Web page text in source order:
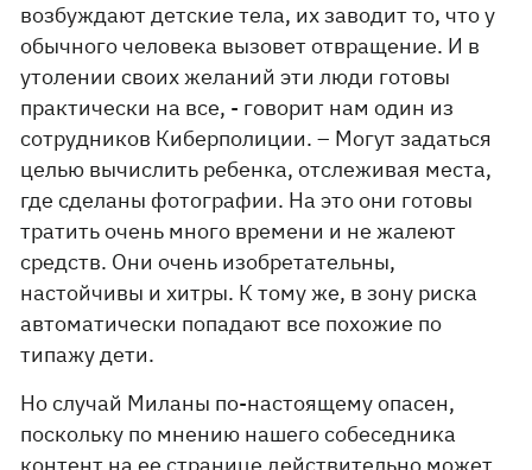
возбуждают детские тела, их заводит то, что у
обычного человека вызовет отвращение. И в
утолении своих желаний эти люди готовы
практически на все, - говорит нам один из
сотрудников Киберполиции. – Могут задаться
целью вычислить ребенка, отслеживая места,
где сделаны фотографии. На это они готовы
тратить очень много времени и не жалеют
средств. Они очень изобретательны,
настойчивы и хитры. К тому же, в зону риска
автоматически попадают все похожие по
типажу дети.
Но случай Миланы по-настоящему опасен,
поскольку по мнению нашего собеседника